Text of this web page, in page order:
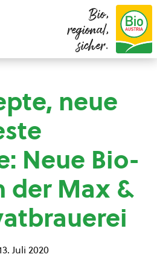
Bio,
regional,
sicher.
neue
Neue Bio-
der Max &
Juli 2020